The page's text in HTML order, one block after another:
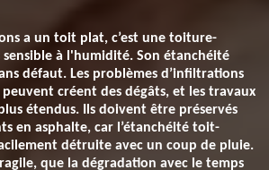
a un toit plat, c’est une toiture-
à l'humidité. Son étanchéité
défaut. Les problèmes d’infiltrations
créent des dégâts, et les travaux
étendus. Ils doivent être préservés
en asphalte, car l’étanchéité toit-
détruite avec un coup de pluie.
que la dégradation avec le temps